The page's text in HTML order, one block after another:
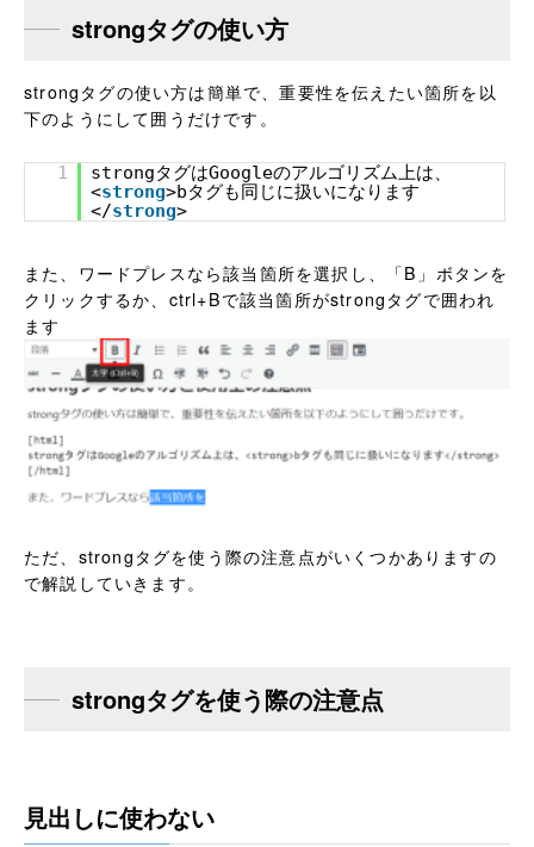
strongタグの使い方
strongタグの使い方は簡単で、重要性を伝えたい箇所を以
下のようにして囲うだけです。
1
strongタグはGoogleのアルゴリズム上は、
<strong>bタグも同じに扱いになります
</strong>
また、ワードプレスなら該当箇所を選択し、「B」ボタンを
クリックするか、ctrl+Bで該当箇所がstrongタグで囲われ
ます
ただ、strongタグを使う際の注意点がいくつかありますの
で解説していきます。
strongタグを使う際の注意点
見出しに使わない